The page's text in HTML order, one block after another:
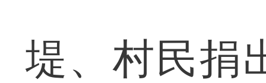
堤、村民捐